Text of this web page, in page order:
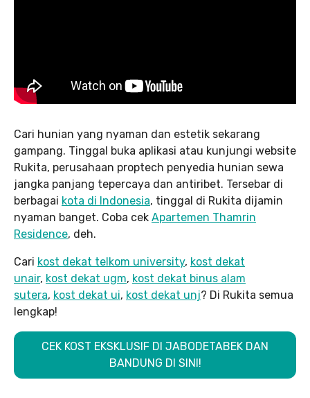
Cari hunian yang nyaman dan estetik sekarang
gampang. Tinggal buka aplikasi atau kunjungi website
Rukita, perusahaan proptech penyedia hunian sewa
jangka panjang tepercaya dan antiribet. Tersebar di
berbagai kota di Indonesia, tinggal di Rukita dijamin
nyaman banget. Coba cek Apartemen Thamrin
Residence, deh.
Cari kost dekat telkom university, kost dekat
unair, kost dekat ugm, kost dekat binus alam
sutera, kost dekat ui, kost dekat unj? Di Rukita semua
lengkap!
CEK KOST EKSKLUSIF DI JABODETABEK DAN
BANDUNG DI SINI!